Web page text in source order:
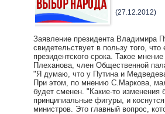
(27.12.2012)
Заявление президента Владимира
свидетельствует в пользу того,
президентского срока. Такое
Плеханова, член Общественной
"Я думаю, что у Путина и
При этом, по мнению С.Маркова,
будет сменен. "Какие-то
принципиальные фигуры, и
министров. Это главный вопрос,